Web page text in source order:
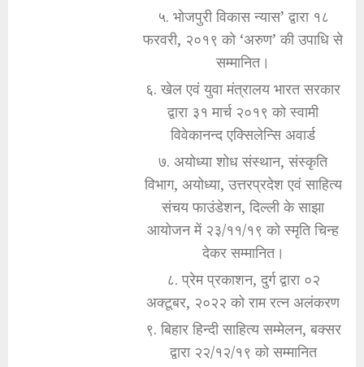
५. भोजपुरी विकास न्यास’ द्वारा १८
फरवरी, २०१९ को ‘अरुण’ की उपाधि से
सम्मानित।
६. खेल एवं युवा मंत्रालय भारत सरकार
द्वारा ३१ मार्च २०१९ को स्वामी
विवेकानन्द एक्सिलेन्सि अवार्ड
७. अयोध्या शोध संस्थान, संस्कृति
विभाग, अयोध्या, उत्तरप्रदेश एवं साहित्य
संचय फाउंडेशन, दिल्ली के साझा
आयोजन में २३/११/१९ को स्मृति चिन्ह
देकर सम्मानित।
८. प्रेम प्रकाशन, दुर्ग द्वारा ०२
अक्टूबर, २०२२ को राम रत्न अलंकरण
९. बिहार हिन्दी साहित्य सम्मेलन, बक्सर
द्वारा २२/१२/१९ को सम्मानित